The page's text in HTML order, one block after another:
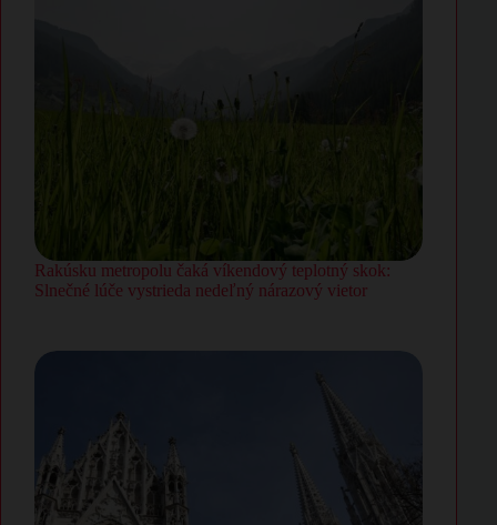
Rakúsku metropolu čaká víkendový teplotný skok:
Slnečné lúče vystrieda nedeľný nárazový vietor